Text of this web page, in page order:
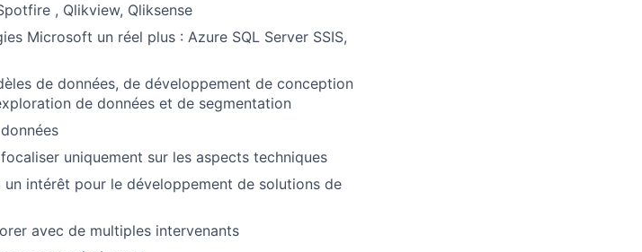
, Qlikview, Qliksense
Microsoft un réel plus : Azure SQL Server SSIS,
de données, de développement de conception
de données et de segmentation
uniquement sur les aspects techniques
intérêt pour le développement de solutions de
avec de multiples intervenants